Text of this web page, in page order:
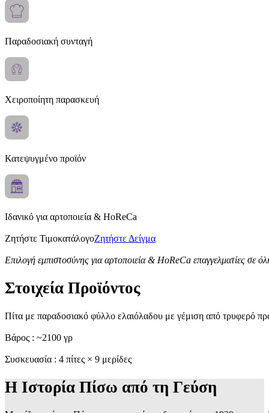
Παραδοσιακή συνταγή
Χειροποίητη παρασκευή
Κατεψυγμένο προϊόν
Ιδανικό για αρτοποιεία & HoReCa
Ζητήστε ΤιμοκατάλογοΖητήστε Δείγμα
Επιλογή εμπιστοσύνης για αρτοποιεία & HoReCa επαγγελματίες σε
Στοιχεία Προϊόντος
Πίτα με παραδοσιακό φύλλο ελαιόλαδου με γέμιση από τρυφερό
Βάρος : ~2100 γρ
Συσκευασία : 4 πίτες × 9 μερίδες
Η Ιστορία Πίσω από τη Γεύση